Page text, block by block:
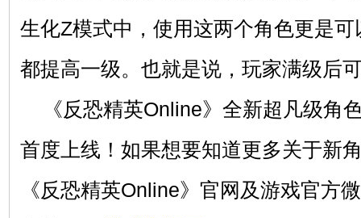
生化Z模式中，使用这两个角色更是
都提高一级。也就是说，玩家满级后
《反恐精英Online》全新超凡级角
首度上线！如果想要知道更多关于新
《反恐精英Online》官网及游戏官方